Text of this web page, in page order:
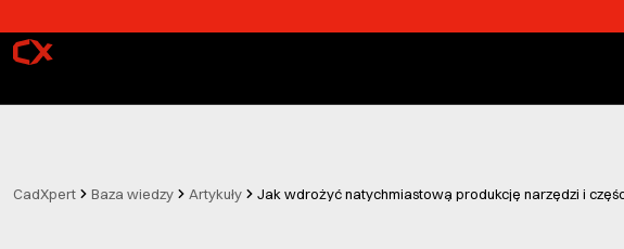
CadXpert Baza wiedzy Artykuły Jak wdrożyć natychmiastową produkcję narzędzi i